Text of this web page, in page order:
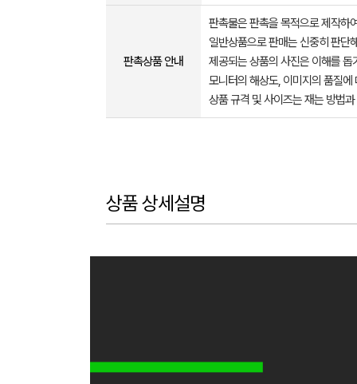
판촉상품 안내
판촉물은 판촉을 목적으로 제작하
일반상품으로 판매는 신중히 판단
제공되는 상품의 사진은 이해를
모니터의 해상도, 이미지의 품질
상품 규격 및 사이즈는 재는 방법
상품 상세설명